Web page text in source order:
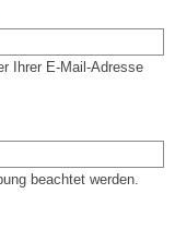
Ihrer E-Mail-Adresse
beachtet werden.